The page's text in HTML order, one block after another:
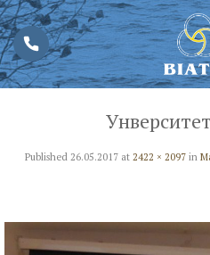
Published 26.05.2017 at 2422 × 2097 in